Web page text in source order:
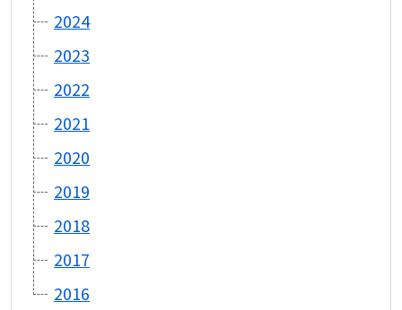
2024
2023
2022
2021
2020
2019
2018
2017
2016